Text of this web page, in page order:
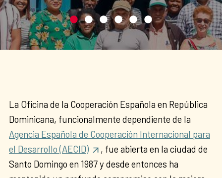
La Oficina de la Cooperación Española en República
Dominicana, funcionalmente dependiente de la
Agencia Española de Cooperación Internacional para
el Desarrollo (AECID)
, fue abierta en la ciudad de
Santo Domingo en 1987 y desde entonces ha